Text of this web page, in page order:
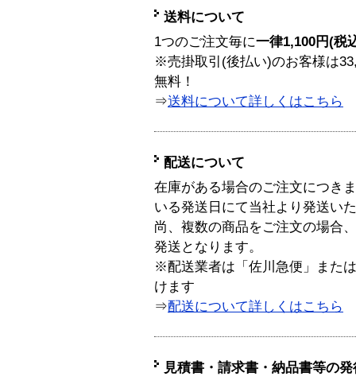
送料について
1つのご注文毎に一律1,100円(税
※売掛取引(後払い)のお客様は
無料！
⇒送料について詳しくはこちら
配送について
在庫がある場合のご注文につき
いる発送日にて当社より発送い
尚、複数の商品をご注文の場合
発送となります。
※配送業者は「佐川急便」また
けます
⇒配送について詳しくはこちら
見積書・請求書・納品書等の